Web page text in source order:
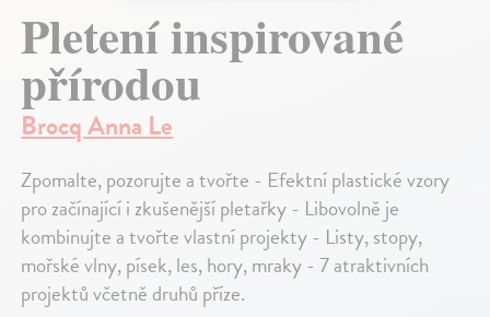
Pletení inspirované
přírodou
Brocq Anna Le
Zpomalte, pozorujte a tvořte - Efektní plastické vzory
pro začínající i zkušenější pletařky - Libovolně je
kombinujte a tvořte vlastní projekty - Listy, stopy,
mořské vlny, písek, les, hory, mraky - 7 atraktivních
projektů včetně druhů příze.